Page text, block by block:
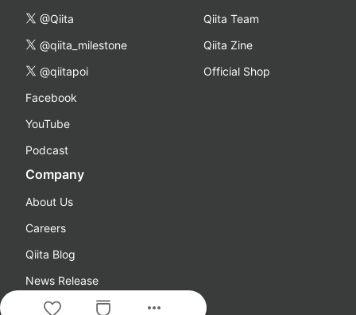
more_horiz
@Qiita
@qiita_milestone
@qiitapoi
Facebook
YouTube
Podcast
Qiita Team
Qiita Zine
Official Shop
Company
About Us
Careers
Qiita Blog
News Release